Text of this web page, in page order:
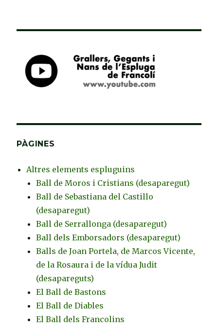
PÀGINES
Altres elements espluguins
Ball de Moros i Cristians (desaparegut)
Ball de Sebastiana del Castillo
(desaparegut)
Ball de Serrallonga (desaparegut)
Ball dels Emborsadors (desaparegut)
Balls de Joan Portela, de Marcos Vicente,
de la Rosaura i de la vídua Judit
(desapareguts)
El Ball de Bastons
El Ball de Diables
El Ball dels Francolins